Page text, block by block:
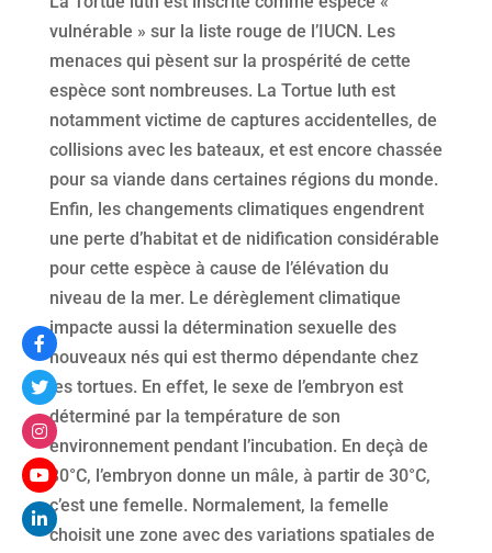
vulnérable » sur la liste rouge de l’IUCN. Les
menaces qui pèsent sur la prospérité de cette
espèce sont nombreuses. La Tortue luth est
notamment victime de captures accidentelles, de
collisions avec les bateaux, et est encore chassée
pour sa viande dans certaines régions du monde.
Enfin, les changements climatiques engendrent
une perte d’habitat et de nidification considérable
pour cette espèce à cause de l’élévation du
niveau de la mer. Le dérèglement climatique
impacte aussi la détermination sexuelle des
nouveaux nés qui est thermo dépendante chez
les tortues. En effet, le sexe de l’embryon est
déterminé par la température de son
environnement pendant l’incubation. En deçà de
30°C, l’embryon donne un mâle, à partir de 30°C,
c’est une femelle. Normalement, la femelle
choisit une zone avec des variations spatiales de